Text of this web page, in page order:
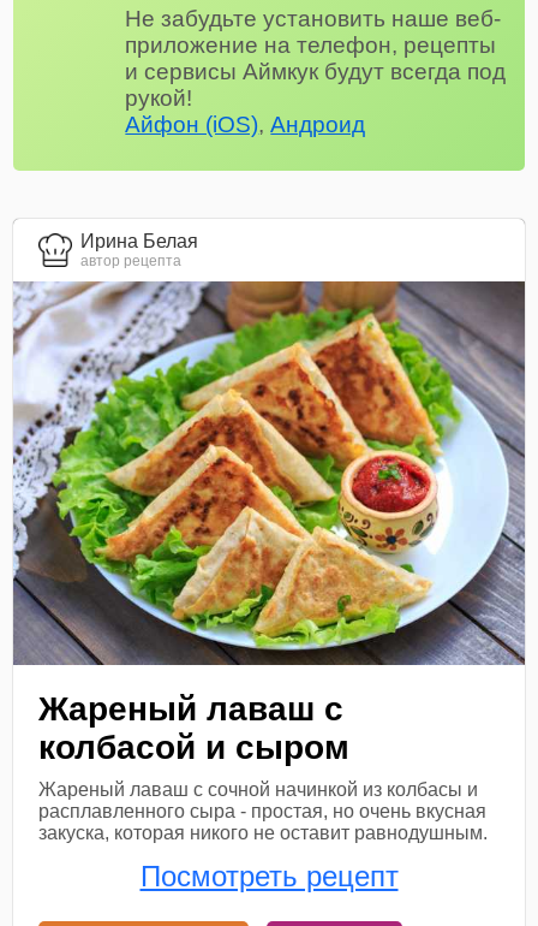
Не забудьте установить наше веб-
приложение на телефон, рецепты
и сервисы Аймкук будут всегда под
рукой!
Айфон (iOS),Андроид
Ирина Белая
автор рецепта
Жареный лаваш с
колбасой и сыром
Жареный лаваш с сочной начинкой из колбасы и
расплавленного сыра - простая, но очень вкусная
закуска, которая никого не оставит равнодушным.
Посмотреть рецепт